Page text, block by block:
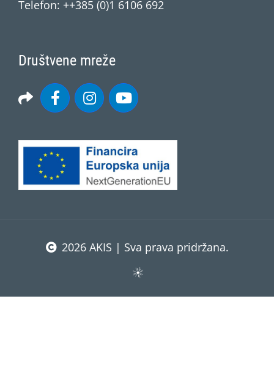
Telefon: ++385 (0)1 6106 692
Društvene mreže
2026 AKIS | Sva prava pridržana.